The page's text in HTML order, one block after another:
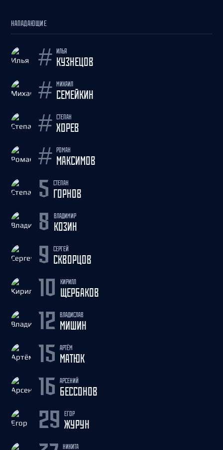
НАПАДАЮЩИЕ
# ИЛЬЯ
КУЗНЕЦОВ
# МИХАИЛ
СЕМЕЙКИН
# СТЕПАН
ХОРЕВ
# РОМАН
МАКСИМОВ
5 СТЕПАН
ГОРНОВ
8 ВЛАДИМИР
КОЗИН
9 СЕРГЕЙ
СКВОРЦОВ
КИРИЛЛ
ЩЕРБАКОВ
12 ВЛАДИСЛАВ
МИШИН
15 АРТЁМ
МАТЮК
16 АРСЕНИЙ
БЕССОНОВ
29 ЕГОР
ЖУРУН
НИКИТА